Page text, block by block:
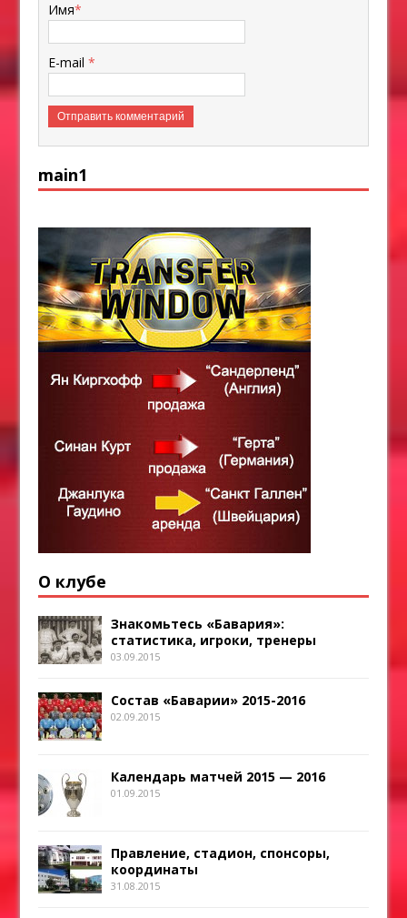
Имя*
E-mail*
main1
О клубе
Знакомьтесь «Бавария»:
статистика, игроки, тренеры
03.09.2015
Состав «Баварии» 2015-2016
02.09.2015
Календарь матчей 2015 — 2016
01.09.2015
Правление, стадион, спонсоры,
координаты
31.08.2015